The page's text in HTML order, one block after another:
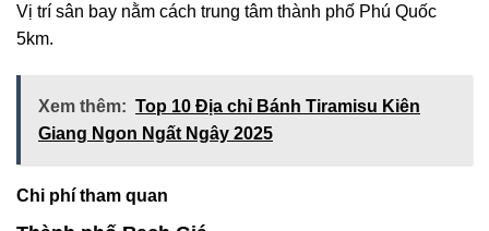
Vị trí sân bay nằm cách trung tâm thành phố Phú Quốc
5km.
Xem thêm: Top 10 Địa chỉ Bánh Tiramisu Kiên
Giang Ngon Ngất Ngây 2025
Chi phí tham quan